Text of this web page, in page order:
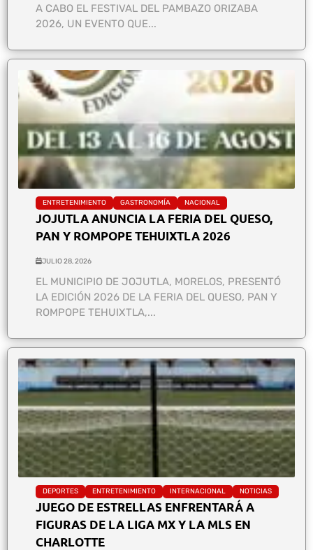
A CABO EL FESTIVAL DEL PAMBAZO ORIZABA
2026, UN EVENTO QUE...
ENTRETENIMIENTO GASTRONOMÍA NACIONAL
JOJUTLA ANUNCIA LA FERIA DEL QUESO,
PAN Y ROMPOPE TEHUIXTLA 2026
JULIO 28, 2026
EL MUNICIPIO DE JOJUTLA, MORELOS, PRESENTÓ
LA EDICIÓN 2026 DE LA FERIA DEL QUESO, PAN Y
ROMPOPE TEHUIXTLA,...
DEPORTES ENTRETENIMIENTO INTERNACIONAL NOTICIAS
JUEGO DE ESTRELLAS ENFRENTARÁ A
FIGURAS DE LA LIGA MX Y LA MLS EN
CHARLOTTE